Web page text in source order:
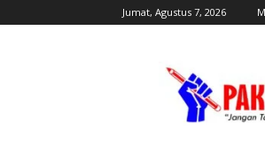
Jumat, Agustus 7, 2026